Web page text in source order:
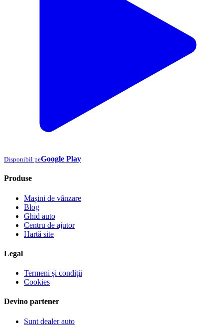
Disponibil peGoogle Play
Produse
Mașini de vânzare
Blog
Ghid auto
Centru de ajutor
Hartă site
Legal
Termeni și condiții
Cookies
Devino partener
Sunt dealer auto